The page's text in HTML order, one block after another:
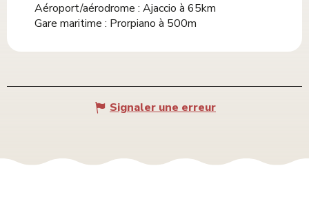
Aéroport/aérodrome : Ajaccio à 65km
Gare maritime : Prorpiano à 500m
Signaler une erreur